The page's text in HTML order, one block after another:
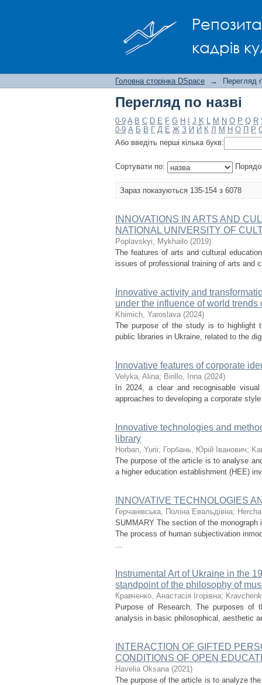
кадрів
Головна сторінка DSpace → Перегляд
Перегляд по назві
0-9 A B C D E F G H J K L M N O P Q R
0-9 А Б В Г Д Е Ж З И Й К Л М Н О П Р
Або введіть перші кілька букв:
Сортувати по:
Зараз показуються 135-154 з 6078
INNOVATIONS IN ARTS AND
NATIONAL UNIVERSITY OF
Poplavskyi, Mykhailo (2019)
The features of arts and cultural
issues of professional training of arts and
Innovative activity and
under the influence of world
Khimich, Yaroslava (2024)
The purpose of the study is to highlight
public libraries in Ukraine, related to the
Innovative features of corporate
Velyka, Alina; Birillo, Inna (2024)
In 2024, a clear and recognisable
approaches to developing a corporate
Innovative technologies and
library
Horban, Yurii; Горбань, Юрій Іванович;
The purpose of the article is to analyse
a higher education establishment (HEE)
INNOVATIVE TECHNOLOGIES
Герчанівська, Поліна Евальдівна;
SUMMARY The section of the
The process of human subjectivation
...
Instrumental Art of Ukraine in the
standpoint of the philosophy of
Кравченко, Анастасія Ігорівна;
Purpose of Research. The purposes
analysis in basic philosophical, aesthetic
INTERACTION OF GIFTED
CONDITIONS OF OPEN
Havelia Oksana (2021)
The purpose of the article is to analyze